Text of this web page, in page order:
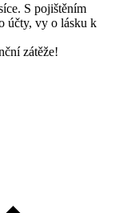
S pojištěním
účty, vy o lásku k
zátěže!